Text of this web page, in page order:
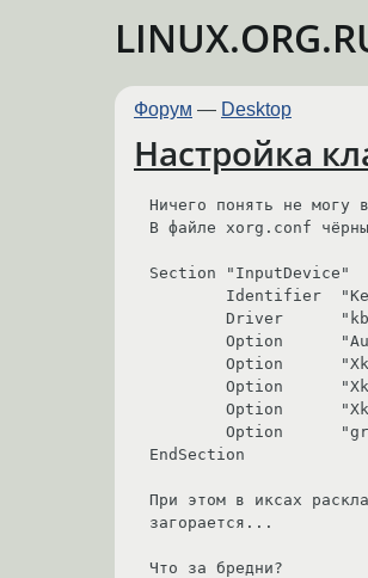
Форум — Desktop
Настройка
Ничего понять не могу
В файле xorg.conf
Section "InputDevice"
EndSection
При этом в иксах
загорается...
Что за бредни?